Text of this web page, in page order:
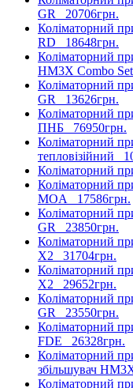
GR 20706грн.
Коліматорний
RD 18648грн.
Коліматорний
HM3X Combo
Коліматорний
GR 13626грн.
Коліматорний
ПНБ 76950грн.
Коліматорний
тепловізійний
Коліматорний
Коліматорний
MOA 17586грн.
Коліматорний
GR 23850грн.
Коліматорний
X2 31704грн.
Коліматорний
X2 29652грн.
Коліматорний
GR 23550грн.
Коліматорний
FDE 26328грн.
Коліматорний
збільшувач
Коліматорний